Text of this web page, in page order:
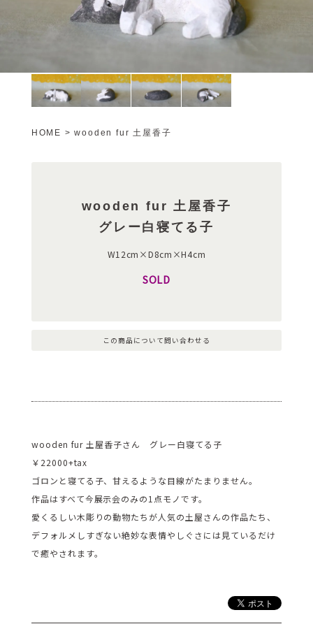
HOME >wooden fur 土屋香子
wooden fur 土屋香子
グレー白寝てる子
W12cm×D8cm×H4cm
SOLD
この商品について問い合わせる
wooden fur 土屋香子さん グレー白寝てる子
￥22000+tax
ゴロンと寝てる子、甘えるような目線がたまりません。
作品はすべて今展示会のみの1点モノです。
愛くるしい木彫りの動物たちが人気の土屋さんの作品たち、
デフォルメしすぎない絶妙な表情やしぐさには見ているだけ
で癒やされます。